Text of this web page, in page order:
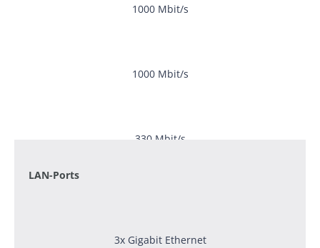
1000 Mbit/s
1000 Mbit/s
330 Mbit/s
LAN-Ports
3x Gigabit Ethernet